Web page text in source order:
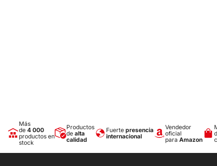
Más
de 4 000
productos en
stock
Productos
de alta
calidad
Fuerte presencia
internacional
Vendedor
oficial
para Amazon